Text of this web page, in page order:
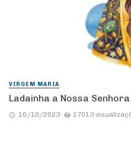
VIRGEM MARIA
Ladainha a Nossa
10/10/2023 17013